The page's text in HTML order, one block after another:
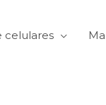
celulares